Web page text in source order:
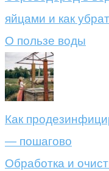
яйцами и как
О пользе воды
Как
— пошагово
Обработка и